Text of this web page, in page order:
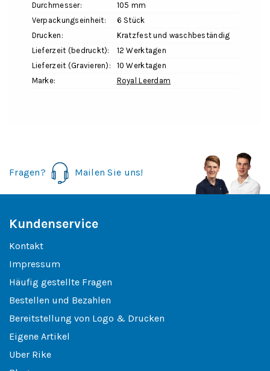
Durchmesser:
105 mm
Verpackungseinheit:
6 Stück
Drucken:
Kratzfest und waschbeständig
Lieferzeit (bedruckt):
12 Werktagen
Lieferzeit (Gravieren):
10 Werktagen
Marke:
Royal Leerdam
Fragen? Mailen Sie uns!
Kundenservice
Kontakt
Impressum
Häufig gestellte Fragen
Bestellen und Bezahlen
Bereitstellung von Logo & Drucken
Eigene Artikel
Uber Rike